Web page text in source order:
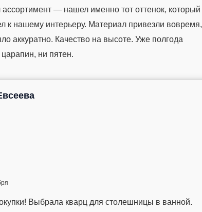
— нашел именно тот оттенок, который
к нашему интерьеру. Материал привезли вовремя,
аккуратно. Качество на высоте. Уже полгода
ни пятен.
Выбрала кварц для столешницы в ванной.